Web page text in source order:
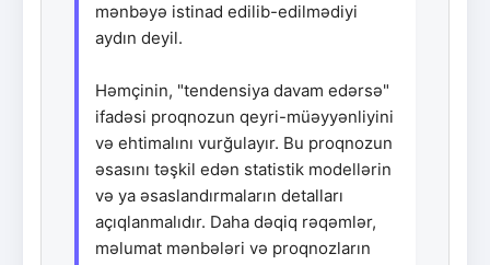
mənbəyə istinad edilib-edilmədiyi
aydın deyil.
Həmçinin, "tendensiya davam edərsə"
ifadəsi proqnozun qeyri-müəyyənliyini
və ehtimalını vurğulayır. Bu proqnozun
əsasını təşkil edən statistik modellərin
və ya əsaslandırmaların detalları
açıqlanmalıdır. Daha dəqiq rəqəmlər,
məlumat mənbələri və proqnozların